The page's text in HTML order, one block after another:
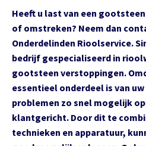
Heeft u last van een
of omstreken? Neem dan
Onderdelinden Rioolservice.
bedrijf gespecialiseerd in
gootsteen verstoppingen.
essentieel onderdeel is van
problemen zo snel mogelijk
klantgericht. Door dit te
technieken en apparatuur,